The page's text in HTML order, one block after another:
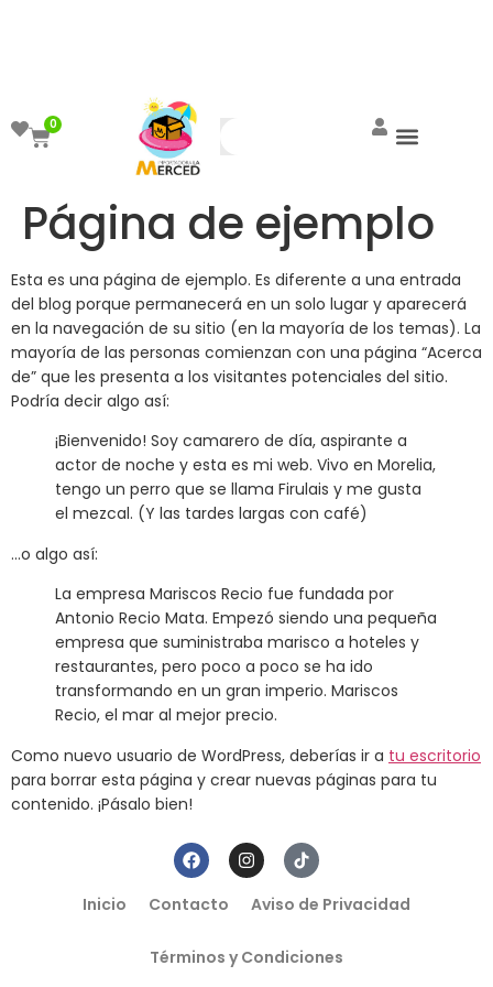
0
Página de ejemplo
Esta es una página de ejemplo. Es diferente a una entrada
del blog porque permanecerá en un solo lugar y aparecerá
en la navegación de su sitio (en la mayoría de los temas). La
mayoría de las personas comienzan con una página “Acerca
de” que les presenta a los visitantes potenciales del sitio.
Podría decir algo así:
¡Bienvenido! Soy camarero de día, aspirante a
actor de noche y esta es mi web. Vivo en Morelia,
tengo un perro que se llama Firulais y me gusta
el mezcal. (Y las tardes largas con café)
…o algo así:
La empresa Mariscos Recio fue fundada por
Antonio Recio Mata. Empezó siendo una pequeña
empresa que suministraba marisco a hoteles y
restaurantes, pero poco a poco se ha ido
transformando en un gran imperio. Mariscos
Recio, el mar al mejor precio.
Como nuevo usuario de WordPress, deberías ir a tu escritorio
para borrar esta página y crear nuevas páginas para tu
contenido. ¡Pásalo bien!
Inicio Contacto Aviso de Privacidad
Términos y Condiciones